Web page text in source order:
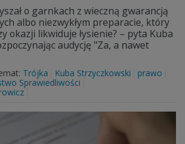
o garnkach z wieczną gwarancją
albo niezwykłym preparacie, który
okazji likwiduje łysienie? – pyta Kuba
audycję "Za, a nawet
Trójka Kuba Strzyczkowski
prawo
Sprawiedliwości